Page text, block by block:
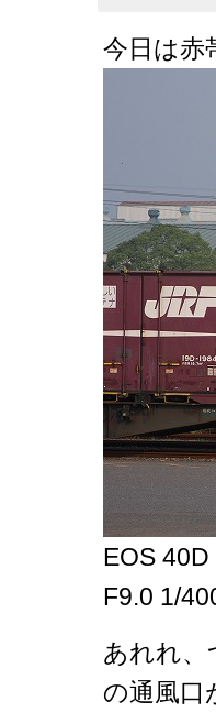
今日は赤
EOS
F9.0 1/
あれれ、
の通風口